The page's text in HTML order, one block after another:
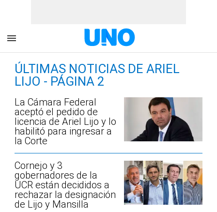
ÚLTIMAS NOTICIAS DE ARIEL
LIJO - PÁGINA 2
La Cámara Federal
aceptó el pedido de
licencia de Ariel Lijo y lo
habilitó para ingresar a
la Corte
Cornejo y 3
gobernadores de la
UCR están decididos a
rechazar la designación
de Lijo y Mansilla